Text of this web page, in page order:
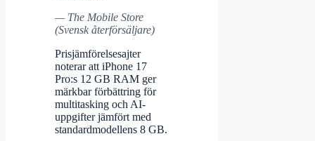
— The Mobile Store
(Svensk återförsäljare)
Prisjämförelsesajter
noterar att iPhone 17
Pro:s 12 GB RAM ger
märkbar förbättring för
multitasking och AI-
uppgifter jämfört med
standardmodellens 8 GB.